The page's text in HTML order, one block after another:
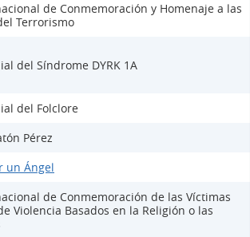
de Conmemoración y Homenaje a las
Terrorismo
del Síndrome DYRK 1A
del Folclore
Pérez
un Ángel
de Conmemoración de las Víctimas
Violencia Basados en la Religión o las